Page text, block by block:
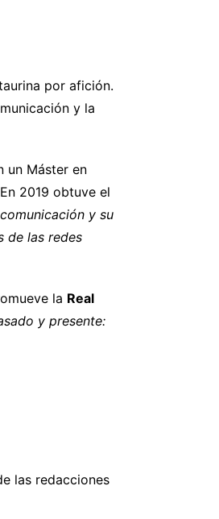
por afición.
y la
un Máster en
2019 obtuve el
y su
de las redes
la Real
y presente:
las redacciones